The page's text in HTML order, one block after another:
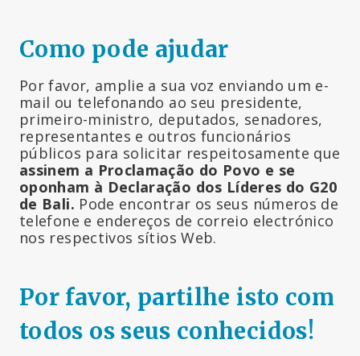
Como pode ajudar
Por favor, amplie a sua voz enviando um e-
mail ou telefonando ao seu presidente,
primeiro-ministro, deputados, senadores,
representantes e outros funcionários
públicos para solicitar respeitosamente que
assinem a Proclamação do Povo e se
oponham à Declaração dos Líderes do G20
de Bali. Pode encontrar os seus números de
telefone e endereços de correio electrónico
nos respectivos sítios Web.
Por favor, partilhe isto com
todos os seus conhecidos!